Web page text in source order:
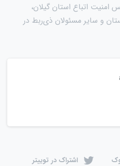
امنیت اتباع استان گیلان،
و سایر مسئولان ذی‌ربط در
اشتراک در توییتر